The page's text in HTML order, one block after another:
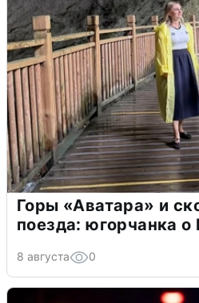
Горы «Аватара» и
поезда: югорчанка о
8 августа 0